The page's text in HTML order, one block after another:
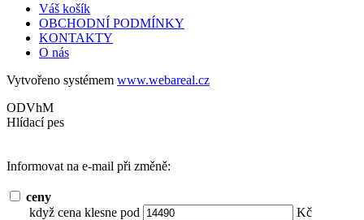
Váš košík
OBCHODNÍ PODMÍNKY
KONTAKTY
O nás
Vytvořeno systémem www.webareal.cz
ODVhM
Hlídací pes
Informovat na e-mail při změně:
ceny
když cena klesne pod
Kč